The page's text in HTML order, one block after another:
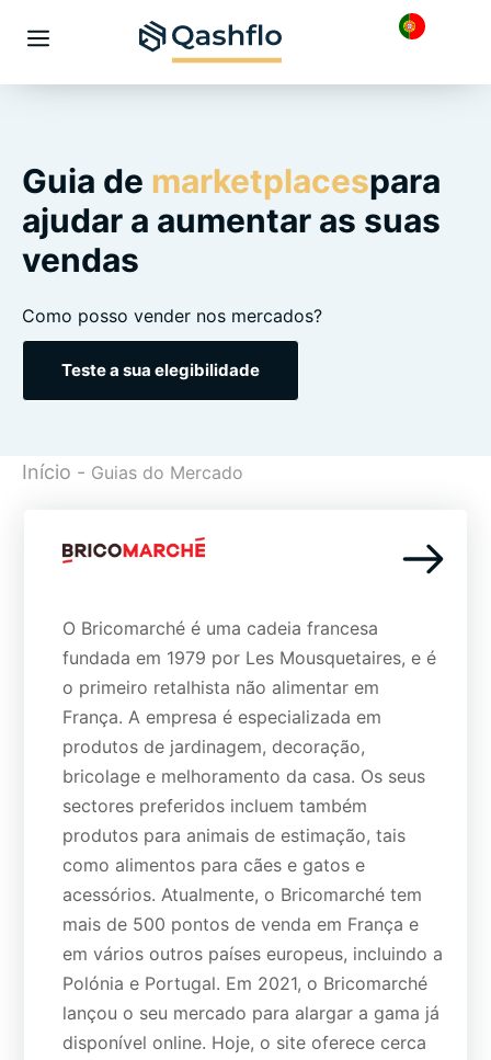
para Menu
Guia de marketplacespara
ajudar a aumentar as suas
vendas
Como posso vender nos mercados?
Teste a sua elegibilidade
Início - Guias do Mercado
O Bricomarché é uma cadeia francesa
fundada em 1979 por Les Mousquetaires, e é
o primeiro retalhista não alimentar em
França. A empresa é especializada em
produtos de jardinagem, decoração,
bricolage e melhoramento da casa. Os seus
sectores preferidos incluem também
produtos para animais de estimação, tais
como alimentos para cães e gatos e
acessórios. Atualmente, o Bricomarché tem
mais de 500 pontos de venda em França e
em vários outros países europeus, incluindo a
Polónia e Portugal. Em 2021, o Bricomarché
lançou o seu mercado para alargar a gama já
disponível online. Hoje, o site oferece cerca